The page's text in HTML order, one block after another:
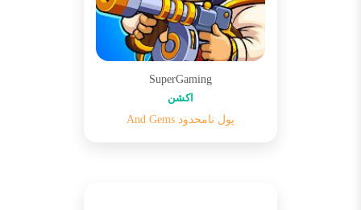
SuperGaming
اکشن
پول نامحدود And Gems